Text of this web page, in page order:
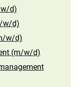
d)
w/d)
w/d)
(m/w/d)